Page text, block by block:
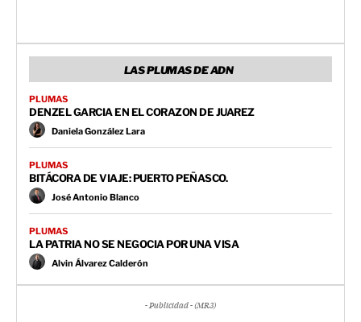
LAS PLUMAS DE ADN
PLUMAS
DENZEL GARCIA EN EL CORAZON DE JUAREZ
Daniela González Lara
PLUMAS
BITÁCORA DE VIAJE: PUERTO PEÑASCO.
José Antonio Blanco
PLUMAS
LA PATRIA NO SE NEGOCIA POR UNA VISA
Alvin Álvarez Calderón
- Publicidad - (MR3)